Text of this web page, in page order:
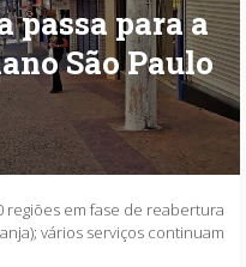
passa para a
São Paulo
regiões em fase de reabertura
vários serviços continuam